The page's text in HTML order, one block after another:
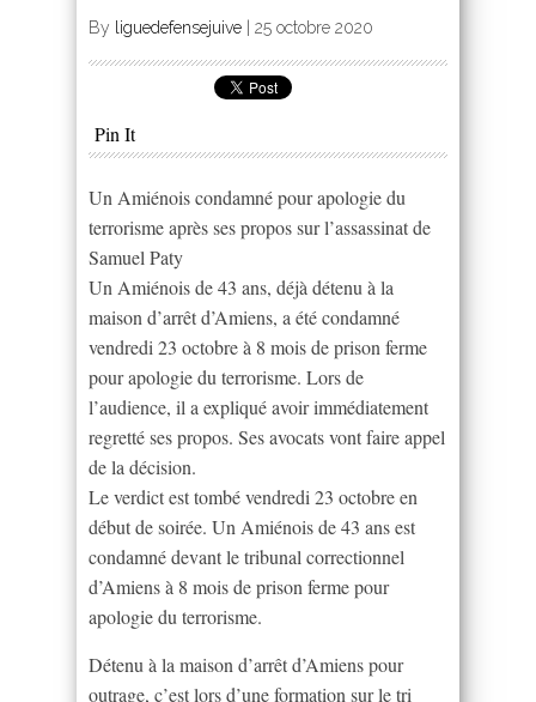
By liguedefensejuive 25 octobre 2020
Pin It
Un Amiénois condamné pour apologie du
terrorisme après ses propos sur l’assassinat de
Samuel Paty
Un Amiénois de 43 ans, déjà détenu à la
maison d’arrêt d’Amiens, a été condamné
vendredi 23 octobre à 8 mois de prison ferme
pour apologie du terrorisme. Lors de
l’audience, il a expliqué avoir immédiatement
regretté ses propos. Ses avocats vont faire appel
de la décision.
Le verdict est tombé vendredi 23 octobre en
début de soirée. Un Amiénois de 43 ans est
condamné devant le tribunal correctionnel
d’Amiens à 8 mois de prison ferme pour
apologie du terrorisme.
Détenu à la maison d’arrêt d’Amiens pour
outrage, c’est lors d’une formation sur le tri